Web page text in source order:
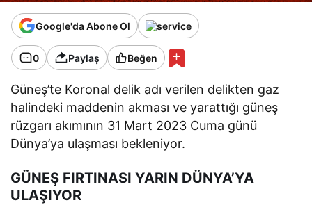
Google'da Abone Ol
0 Paylaş Beğen
Güneş’te Koronal delik adı verilen delikten gaz
halindeki maddenin akması ve yarattığı güneş
rüzgarı akımının 31 Mart 2023 Cuma günü
Dünya’ya ulaşması bekleniyor.
GÜNEŞ FIRTINASI YARIN DÜNYA’YA
ULAŞIYOR